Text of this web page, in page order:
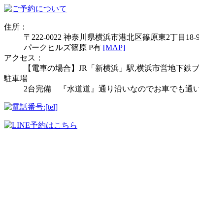
住所：
〒222-0022 神奈川県横浜市港北区篠原東2丁目18-
パークヒルズ篠原 P有 [MAP]
アクセス：
【電車の場合】JR「新横浜」駅,横浜市営地下
駐車場
2台完備 『水道道』通り沿いなのでお車でも通